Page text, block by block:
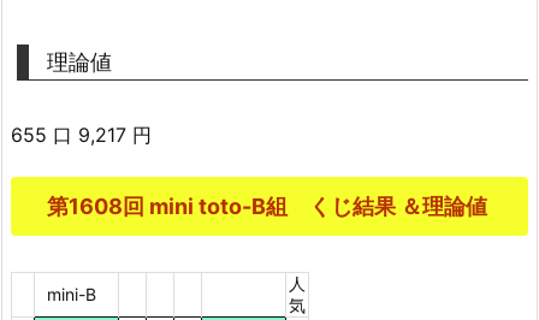
理論値
655 口 9,217 円
第1608回 mini toto-B組 くじ結果 ＆理論値
mini-B
人
気